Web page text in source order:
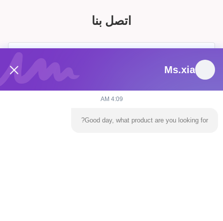
اتصل بنا
Ms.xia
4:09 AM
Good day, what product are you looking for?